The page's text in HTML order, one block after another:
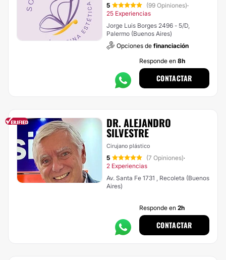
5 (99 Opiniones)·
25 Experiencias
Jorge Luis Borges 2496 - 5/D,
Palermo (Buenos Aires)
Opciones de financiación
Responde en 8h
CONTACTAR
DR. ALEJANDRO
SILVESTRE
Cirujano plástico
5 (7 Opiniones)·
2 Experiencias
Av. Santa Fe 1731 , Recoleta (Buenos
Aires)
Responde en 2h
CONTACTAR